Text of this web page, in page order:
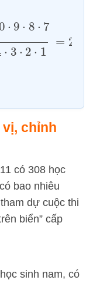
!
⋅2⋅1=210
vị, chỉnh
có 308 học
bao nhiêu
dự cuộc thi
biển” cấp
sinh nam, có